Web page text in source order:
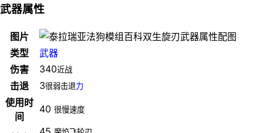
武器属性
图片
类型
武器
伤害
340近战
击退 3很弱击退力
使用时
间
40 很慢速度